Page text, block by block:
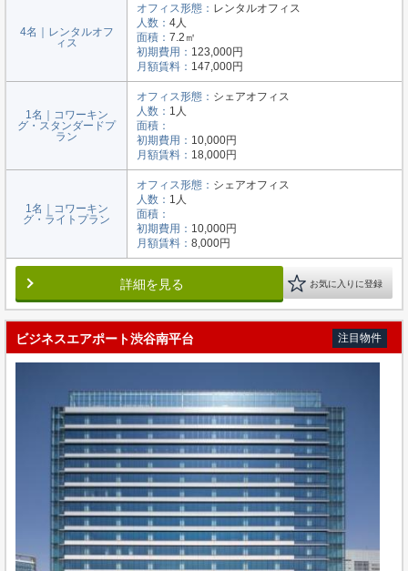
4名｜レンタルオフ
ィス
オフィス形態： レンタルオフィス
人数： 4人
面積： 7.2㎡
初期費用： 123,000円
月額賃料： 147,000円
1名｜コワーキン
グ・スタンダードプ
ラン
オフィス形態： シェアオフィス
人数： 1人
面積：
初期費用： 10,000円
月額賃料： 18,000円
1名｜コワーキン
グ・ライトプラン
オフィス形態： シェアオフィス
人数： 1人
面積：
初期費用： 10,000円
月額賃料： 8,000円
詳細を見る お気に入りに登録
ビジネスエアポート渋谷南平台 注目物件